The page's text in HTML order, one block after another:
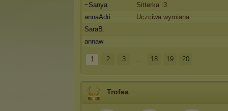
~Sanya
Sitterka :3
annaAdri
Uczciwa wymiana
SaraB.
annaw
1 2 3 ... 18 19 20
Trofea